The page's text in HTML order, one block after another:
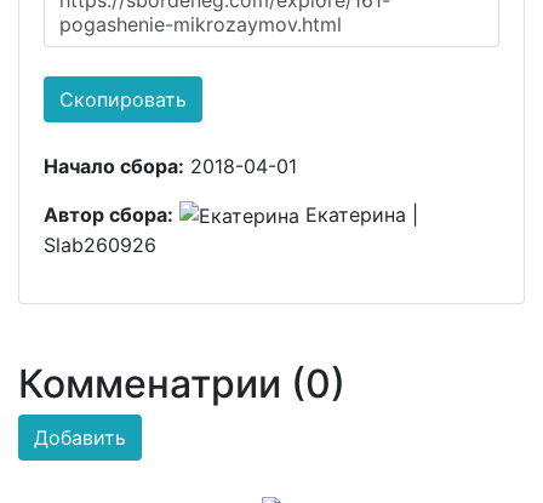
pogashenie-mikrozaymov.html
Скопировать
Начало сбора: 2018-04-01
Автор сбора:
Екатерина |
Slab260926
Комменатрии (0)
Добавить